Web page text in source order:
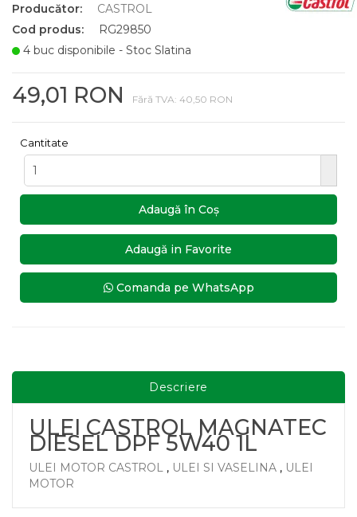
Producător:
CASTROL
Cod produs:
RG29850
4 buc disponibile - Stoc Slatina
49,01 RON Fără TVA: 40,50 RON
Cantitate
Adaugă în Coş
Adaugă in Favorite
Comanda pe WhatsApp
Descriere
ULEI CASTROL MAGNATEC
DIESEL DPF 5W40 1L
ULEI MOTOR CASTROL , ULEI SI VASELINA , ULEI
MOTOR